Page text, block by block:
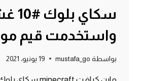
سكاي
واستخدمت قيم
بواسطة mustafa_go 19 يونيو، 2021